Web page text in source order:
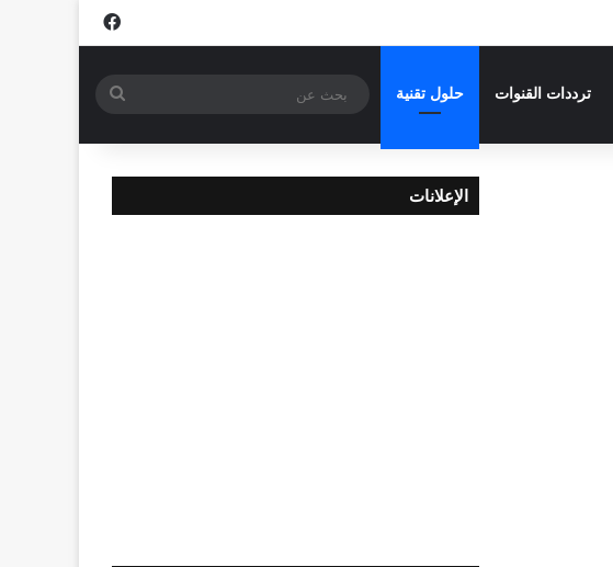
فيسبوك
ترددات القنوات حلول تقنية
بحث
الإعلانات